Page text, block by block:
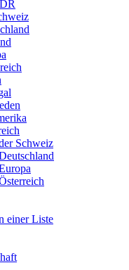
Schweiz
einer Liste